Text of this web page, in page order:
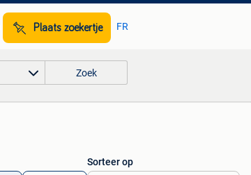
Plaats zoekertje FR
Zoek
Sorteer op